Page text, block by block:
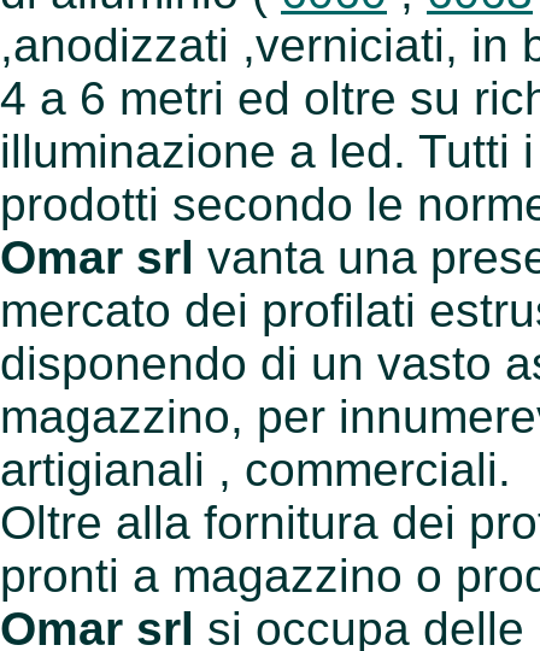
,anodizzati ,verniciati, in
4 a 6 metri ed oltre su
illuminazione a led. Tutti
prodotti secondo le
Omar srl vanta una
mercato dei profilati
disponendo di un vasto
magazzino, per
artigianali , commerciali.
Oltre alla fornitura dei
pronti a magazzino o
Omar srl si occupa delle